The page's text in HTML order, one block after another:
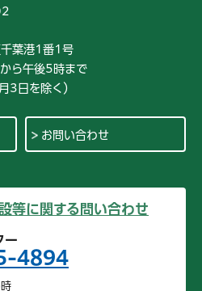
葉港1番1号
ら午後5時まで
3日を除く）
お問い合わせ
等に関する問い合わせ
ー
4894